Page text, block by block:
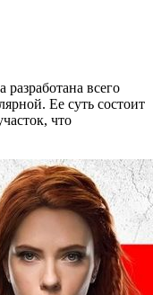
всего
Ее суть состоит
что